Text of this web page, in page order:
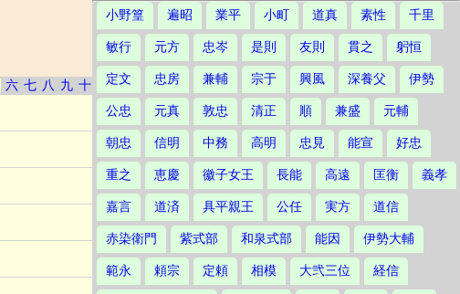
六 七 八 九 十
小野篁 遍昭 業平 小町 道真 素性 千里
敏行 元方 忠岑 是則 友則 貫之 躬恒
定文 忠房 兼輔 宗于 興風 深養父 伊勢
公忠 元真 敦忠 清正 順 兼盛 元輔
朝忠 信明 中務 高明 忠見 能宣 好忠
重之 恵慶 徽子女王 長能 高遠 匡衡 義孝
嘉言 道済 具平親王 公任 実方 道信
赤染衛門 紫式部 和泉式部 能因 伊勢大輔
範永 頼宗 定頼 相模 大弐三位 経信